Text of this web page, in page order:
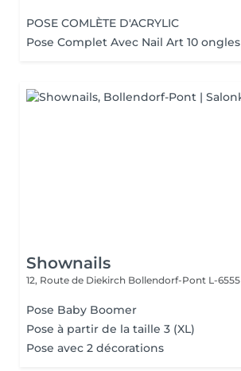
POSE COMLÈTE D'ACRYLIC
Pose Complet Avec Nail Art 10 ongles
Shownails
12, Route de Diekirch Bollendorf-Pont L-6555
Pose Baby Boomer
Pose à partir de la taille 3 (XL)
Pose avec 2 décorations